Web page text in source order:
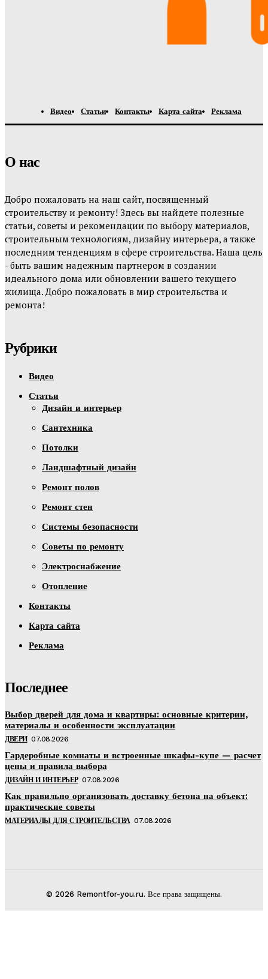
Видео Статьи Контакты Карта сайта Реклама
О нас
Добро пожаловать на наш сайт, посвященный
строительству и ремонту! Здесь вы найдете полезные
статьи, советы и рекомендации по выбору материалов,
строительным технологиям, дизайну интерьера, а также
последним тенденциям в сфере строительства. Наша цель
- быть вашим надежным партнером в создании
идеального дома или обновлении вашего текущего
жилища. Добро пожаловать в мир строительства и
ремонта!
Рубрики
Видео
Статьи
Дизайн и интерьер
Сантехника
Потолки
Ландшафтный дизайн
Ремонт полов
Ремонт стен
Системы безопасности
Советы по ремонту
Электроснабжение
Отопление
Контакты
Карта сайта
Реклама
Последнее
Выбор дверей для дома и квартиры: основные критерии,
материалы и особенности эксплуатации
ДВЕРИ 07.08.2026
Гардеробные комнаты и встроенные шкафы-купе — расчет
цены и правила выбора
ДИЗАЙН И ИНТЕРЬЕР 07.08.2026
Как правильно организовать доставку бетона на объект:
практические советы
МАТЕРИАЛЫ ДЛЯ СТРОИТЕЛЬСТВА 07.08.2026
© 2026 Remontfor-you.ru. Все права защищены.